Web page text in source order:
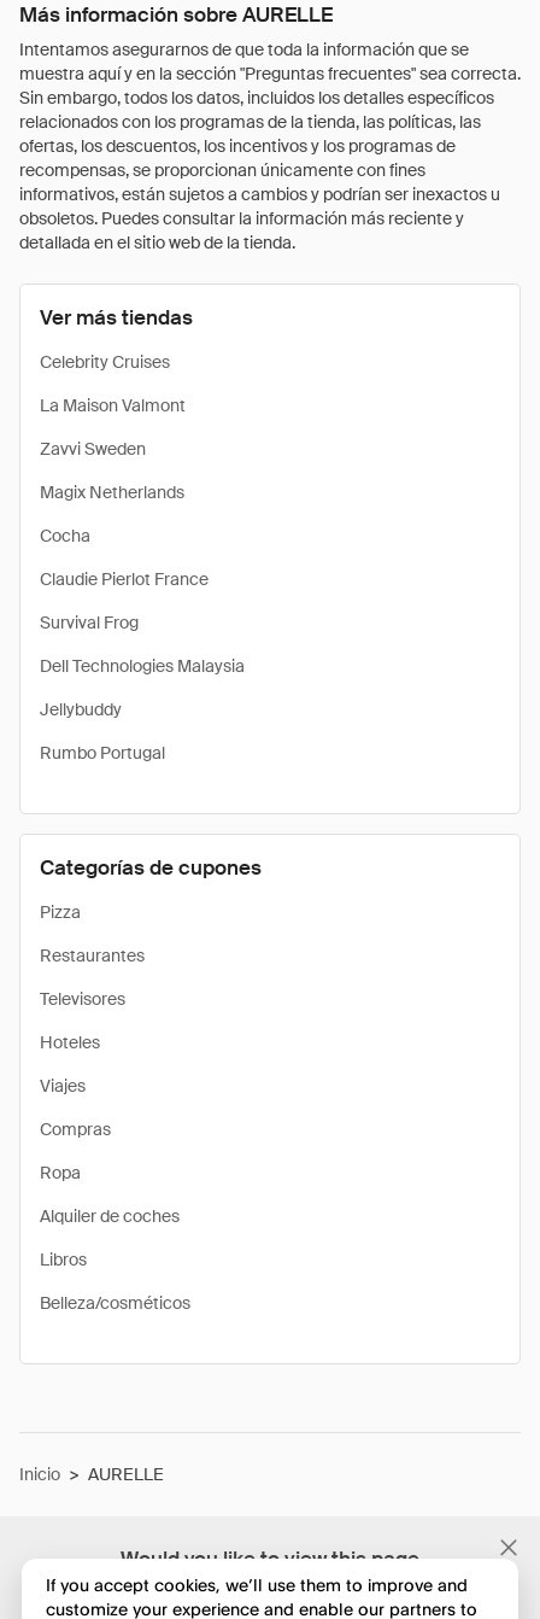
Would you like to view this page
in English?
Más información sobre AURELLE
Intentamos asegurarnos de que toda la información que se
muestra aquí y en la sección "Preguntas frecuentes" sea correcta.
Sin embargo, todos los datos, incluidos los detalles específicos
relacionados con los programas de la tienda, las políticas, las
ofertas, los descuentos, los incentivos y los programas de
recompensas, se proporcionan únicamente con fines
informativos, están sujetos a cambios y podrían ser inexactos u
obsoletos. Puedes consultar la información más reciente y
detallada en el sitio web de la tienda.
Ver más tiendas
Celebrity Cruises
La Maison Valmont
Zavvi Sweden
Magix Netherlands
Cocha
Claudie Pierlot France
Survival Frog
Dell Technologies Malaysia
Jellybuddy
Rumbo Portugal
Categorías de cupones
Pizza
Restaurantes
Televisores
Hoteles
Viajes
Compras
Ropa
Alquiler de coches
Libros
Belleza/cosméticos
Inicio > AURELLE
If you accept cookies, we’ll use them to improve and
customize your experience and enable our partners to